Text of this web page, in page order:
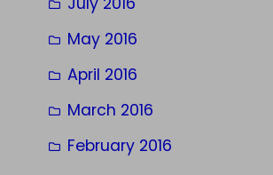
May 2016
April 2016
March 2016
February 2016